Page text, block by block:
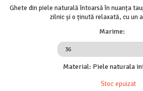
Ghete din piele naturală întoarsă în nuanța
zilnic și o ținută relaxată, cu un
Marime:
Material: Piele naturala
Stoc epuizat